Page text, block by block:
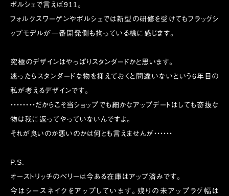
ポルシェで言えば911。
フォルクスワーゲンやポルシェでは新型の研修を受けてもフラッグシ
ップモデルが一番開発側も拘っている様に感じます。
究極のデザインはやっぱりスタンダードかと思います。
迷ったらスタンダードな物を抑えておくと間違いないという6年目の
私が考えるデザインです。
・・・・・・・・だからこそ当ショップでも細かなアップデートはしても奇抜な
物は我に返ってやっていないんですよ。
それが良いのか悪いのかは何とも言えませんが・・・・・・
P.S.
オーストリッチのベリーは今ある在庫はアップ済みです。
今はシースネイクをアップしています。残りの未アップラグ幅は